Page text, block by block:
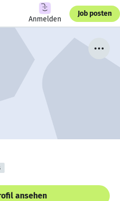
Anmelden
Job posten
ansehen